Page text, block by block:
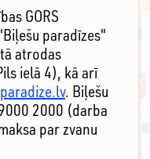
GORS
paradīzes"
atrodas
ielā 4), kā arī
. Biļešu
2000 (darba
par zvanu